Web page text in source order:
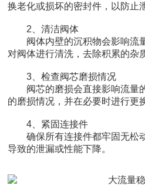
换老化或损坏的密封件，以防止
2、清洁阀体
阀体内壁的沉积物会影响流
对阀体进行清洗，去除积累的杂
3、检查阀芯磨损情况
阀芯的磨损会直接影响流量
的磨损情况，并在必要时进行更
4、紧固连接件
确保所有连接件都牢固无松
导致的泄漏或性能下降。